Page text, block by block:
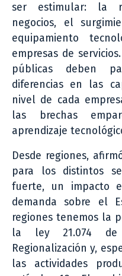
ser estimular: la
negocios, el
equipamiento
empresas de
públicas deben
diferencias en las
nivel de cada
las brechas
aprendizaje
Desde regiones,
para los distintos
fuerte, un impacto
demanda sobre el
regiones tenemos la
la ley 21.074 de
Regionalización y,
las actividades